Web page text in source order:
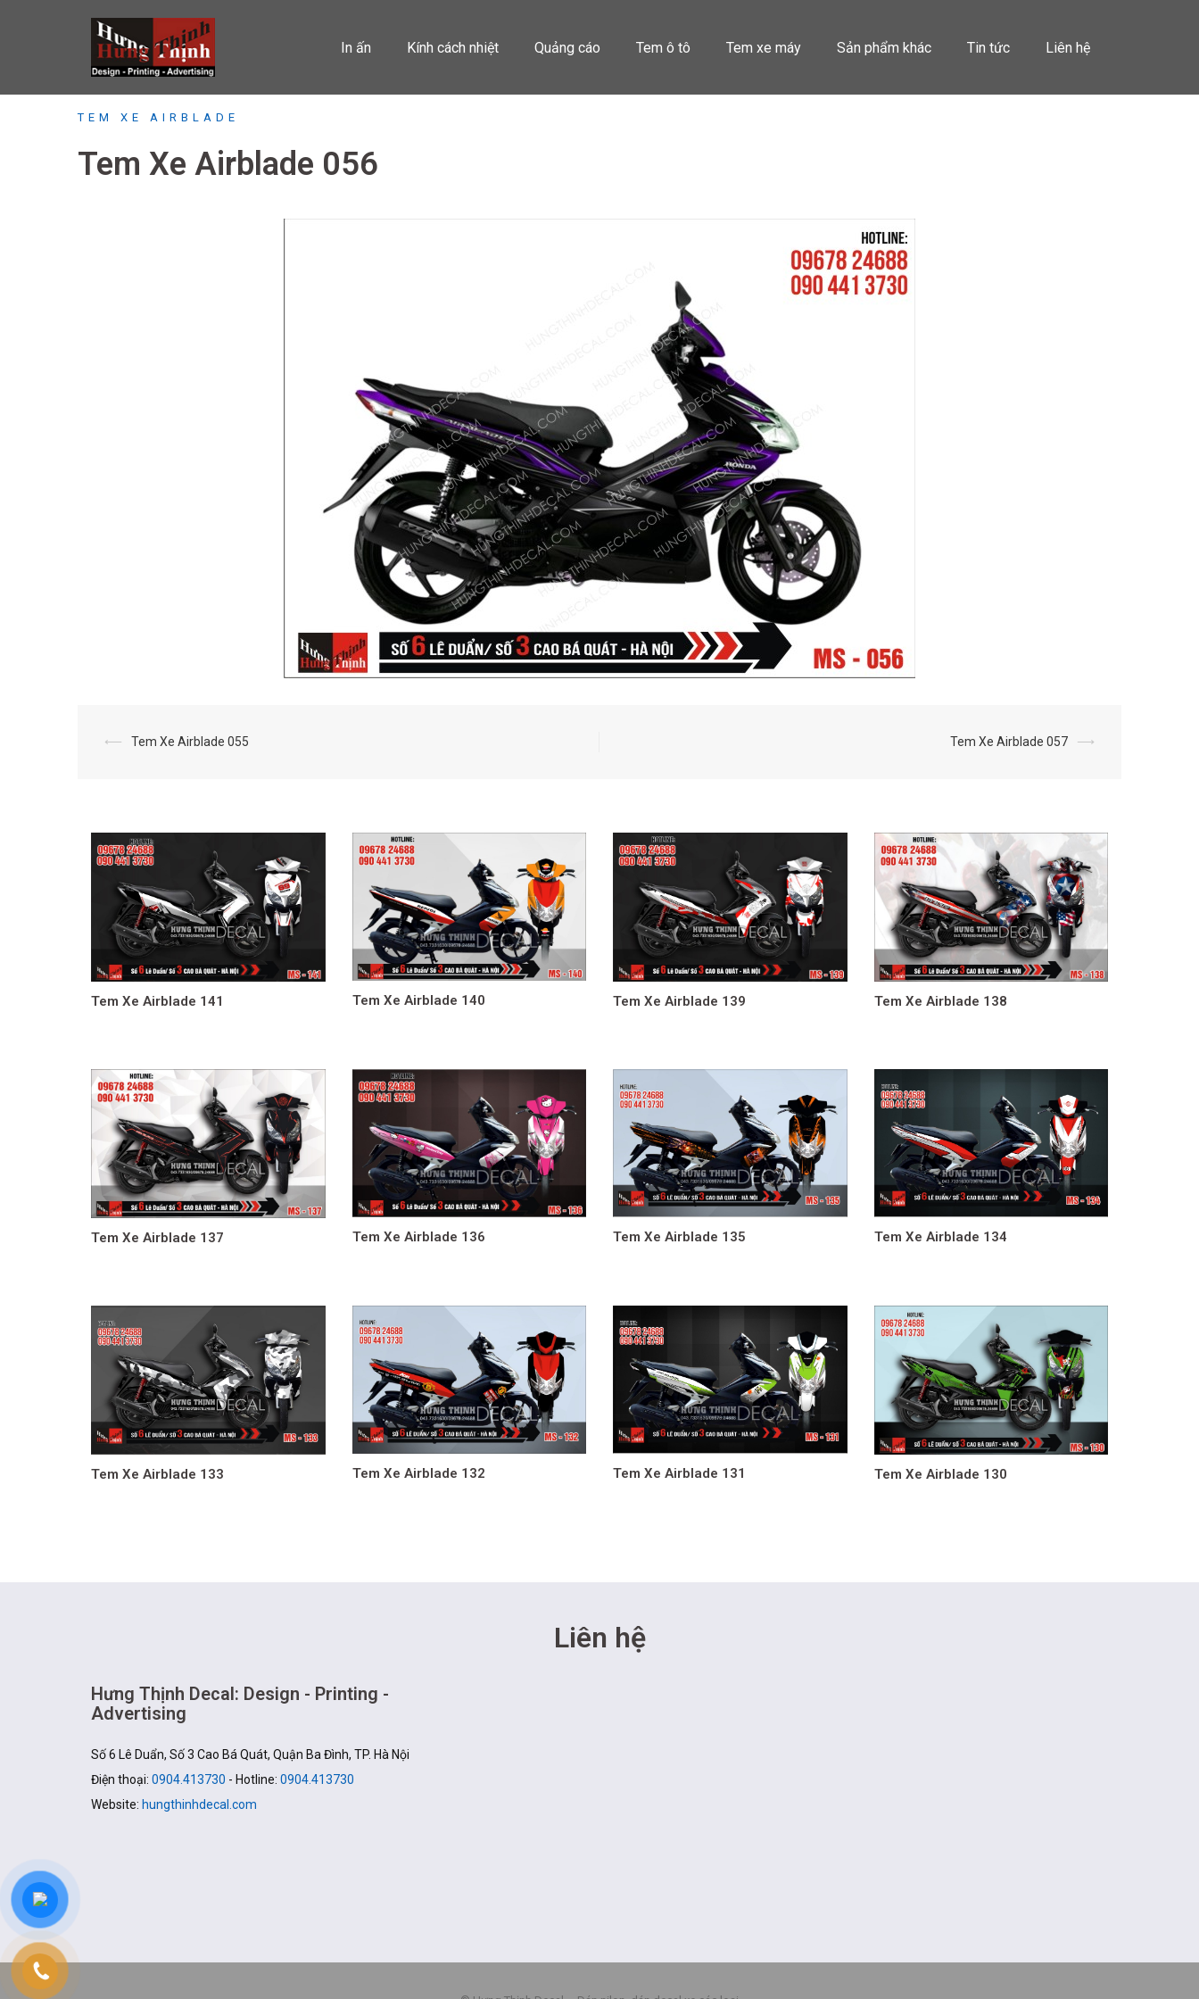
In ấn Kính cách nhiệt Quảng cáo Tem ô tô Tem xe máy Sản phẩm khác Tin tức Liên hệ
TEM XE AIRBLADE
Tem Xe Airblade 056
Post
⟵ Tem Xe Airblade 055 Tem Xe Airblade 057 ⟶
Tem Xe Airblade 141 Tem Xe Airblade 140 Tem Xe Airblade 139 Tem Xe Airblade 138
Tem Xe Airblade 137 Tem Xe Airblade 136 Tem Xe Airblade 135 Tem Xe Airblade 134
Tem Xe Airblade 133 Tem Xe Airblade 132 Tem Xe Airblade 131 Tem Xe Airblade 130
Liên hệ
Hưng Thịnh Decal: Design - Printing -
Advertising
Số 6 Lê Duẩn, Số 3 Cao Bá Quát, Quận Ba Đình, TP. Hà Nội
Điện thoại: 0904.413730 - Hotline: 0904.413730
Website: hungthinhdecal.com